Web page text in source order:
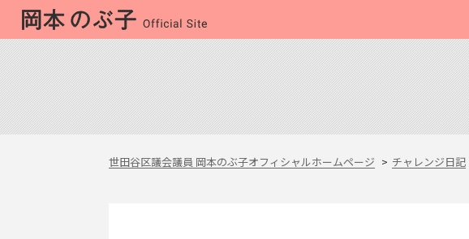
世田谷区議会議員 岡本のぶ子オフィシャルホームページ チャレンジ日記